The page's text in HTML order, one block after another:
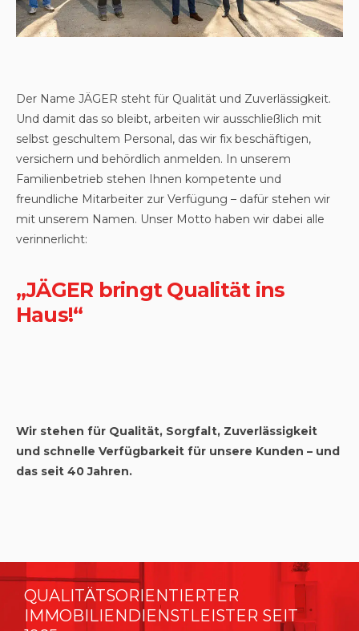
Der Name JÄGER steht für Qualität und Zuverlässigkeit.
Und damit das so bleibt, arbeiten wir ausschließlich mit
selbst geschultem Personal, das wir fix beschäftigen,
versichern und behördlich anmelden. In unserem
Familienbetrieb stehen Ihnen kompetente und
freundliche Mitarbeiter zur Verfügung – dafür stehen wir
mit unserem Namen. Unser Motto haben wir dabei alle
verinnerlicht:
„JÄGER bringt Qualität ins
Haus!“
Wir stehen für Qualität, Sorgfalt, Zuverlässigkeit
und schnelle Verfügbarkeit für unsere Kunden – und
das seit 40 Jahren.
QUALITÄTSORIENTIERTER
IMMOBILIENDIENSTLEISTER SEIT